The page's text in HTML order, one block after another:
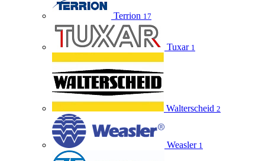
Terrion 17
Tuxar 1
Walterscheid 2
Weasler 1